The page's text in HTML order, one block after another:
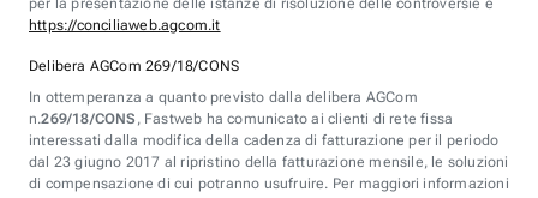
per la presentazione delle istanze di risoluzione delle controversie è
https://conciliaweb.agcom.it
Delibera AGCom 269/18/CONS
In ottemperanza a quanto previsto dalla delibera AGCom
n.269/18/CONS , Fastweb ha comunicato ai clienti di rete fissa
interessati dalla modifica della cadenza di fatturazione per il periodo
dal 23 giugno 2017 al ripristino della fatturazione mensile, le soluzioni
di compensazione di cui potranno usufruire. Per maggiori informazioni